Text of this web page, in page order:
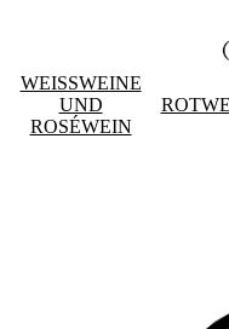
WEISSWEINE
UND
ROSÉWEIN